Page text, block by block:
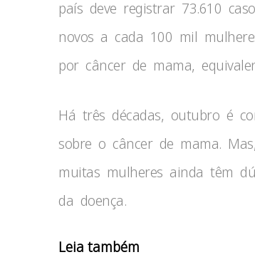
país deve registrar 73.610
novos a cada 100 mil
por câncer de mama,
Há três décadas, outubro é
sobre o câncer de mama.
muitas mulheres ainda têm
da doença.
Leia também